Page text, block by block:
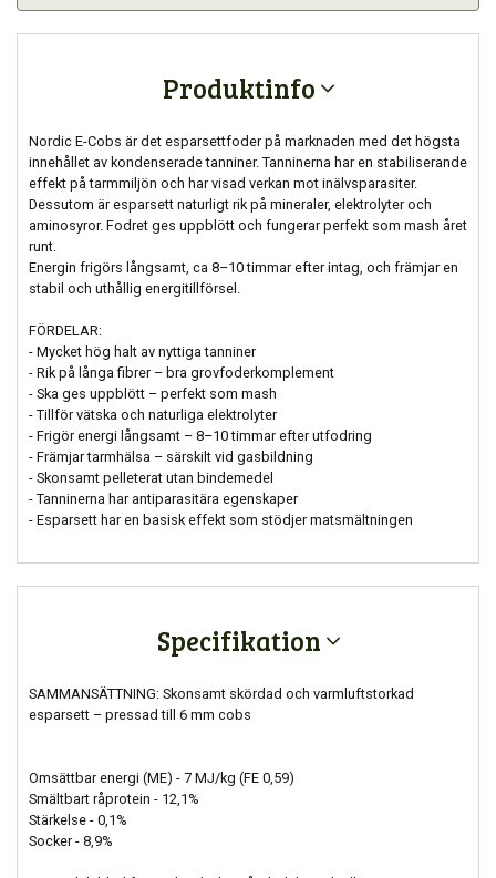
Produktinfo
Nordic E-Cobs är det esparsettfoder på marknaden med det högsta
innehållet av kondenserade tanniner. Tanninerna har en stabiliserande
effekt på tarmmiljön och har visad verkan mot inälvsparasiter.
Dessutom är esparsett naturligt rik på mineraler, elektrolyter och
aminosyror. Fodret ges uppblött och fungerar perfekt som mash året
runt.
Energin frigörs långsamt, ca 8–10 timmar efter intag, och främjar en
stabil och uthållig energitillförsel.
FÖRDELAR:
- Mycket hög halt av nyttiga tanniner
- Rik på långa fibrer – bra grovfoderkomplement
- Ska ges uppblött – perfekt som mash
- Tillför vätska och naturliga elektrolyter
- Frigör energi långsamt – 8–10 timmar efter utfodring
- Främjar tarmhälsa – särskilt vid gasbildning
- Skonsamt pelleterat utan bindemedel
- Tanninerna har antiparasitära egenskaper
- Esparsett har en basisk effekt som stödjer matsmältningen
Specifikation
SAMMANSÄTTNING: Skonsamt skördad och varmluftstorkad
esparsett – pressad till 6 mm cobs
Omsättbar energi (ME) - 7 MJ/kg (FE 0,59)
Smältbart råprotein - 12,1%
Stärkelse - 0,1%
Socker - 8,9%